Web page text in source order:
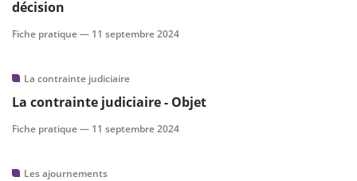
décision
Fiche pratique — 11 septembre 2024
La contrainte judiciaire
La contrainte judiciaire - Objet
Fiche pratique — 11 septembre 2024
Les ajournements